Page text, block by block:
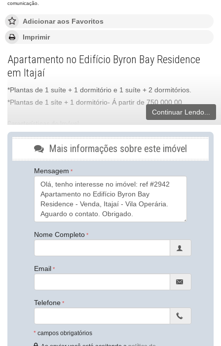
comunicação.
Adicionar aos Favoritos
Imprimir
Apartamento no Edifício Byron Bay Residence
em Itajaí
*Plantas de 1 suíte + 1 dormitório e 1 suíte + 2 dormitórios.
*Plantas de 1 síte + 1 dormitório- Á partir de 750.000,00
Características do Imóvel
Churrasqueira
Despensa
Piso Porcelanato
Piso Vinílico
Infra para Ar Split
Acabamento em Gesso
Área de Serviço
Sacada / Varanda
Sacada com Churrasqueira
Sala de Jantar
Cozinha Americana
Espaço Gourmet
Características do Empreendimento
Continuar Lendo...
Mais informações sobre este imóvel
Mensagem
Nome Completo
Email
Telefone
* campos obrigatórios